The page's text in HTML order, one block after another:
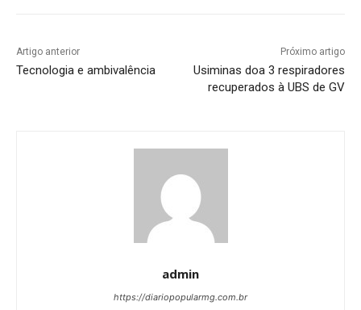
Artigo anterior
Tecnologia e ambivalência
Próximo artigo
Usiminas doa 3 respiradores
recuperados à UBS de GV
admin
https://diariopopularmg.com.br